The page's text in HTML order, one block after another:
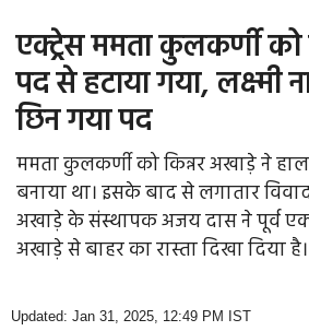
Office Office
Political Gossips
Farm & Food
Opinion
Health & Lifestyle
Photo Gallery
एक्ट्रेस ममता कुलकर्णी
पद से हटाया गया, लक्ष्मी
छिन गया पद
ममता कुलकर्णी को किन्नर अखाड़े ने
बनाया था। इसके बाद से लगातार
अखाड़े के संस्थापक अजय दास ने पूर्व
अखाड़े से बाहर का रास्ता दिखा दिया है।
Updated: Jan 31, 2025, 12:49 PM IST